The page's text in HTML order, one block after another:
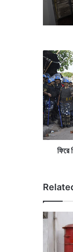
ফি
রে
গি
য়ে
রি
পো
র্ট
দে
ব
ল
বি
জে
সং
ফিরে